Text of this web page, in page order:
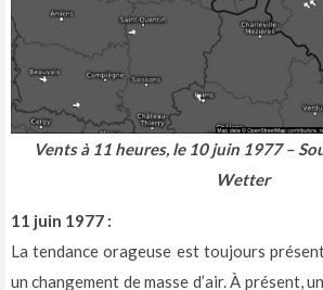
Vents à 11 heures, le 10 juin 1977 –
Wetter
11 juin 1977 :
La tendance orageuse est toujours
un changement de masse d’air. À présent,